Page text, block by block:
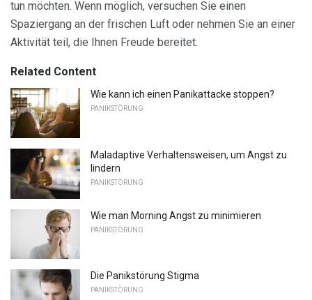
tun möchten. Wenn möglich, versuchen Sie einen
Spaziergang an der frischen Luft oder nehmen Sie an einer
Aktivität teil, die Ihnen Freude bereitet.
Related Content
Wie kann ich einen Panikattacke stoppen?
PANIKSTÖRUNG
Maladaptive Verhaltensweisen, um Angst zu
lindern
PANIKSTÖRUNG
Wie man Morning Angst zu minimieren
PANIKSTÖRUNG
Die Panikstörung Stigma
PANIKSTÖRUNG